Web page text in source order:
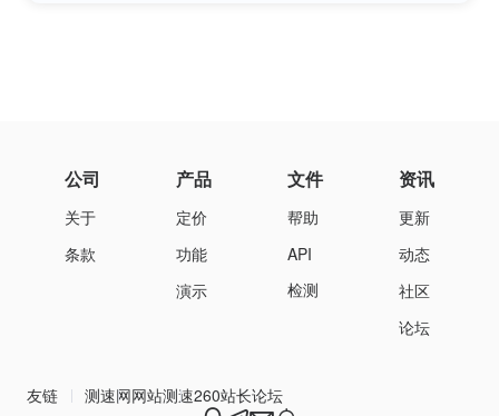
公司
关于
条款
产品
定价
功能
演示
文件
帮助
API
检测
资讯
更新
动态
社区
论坛
友链 测速网网站测速260站长论坛